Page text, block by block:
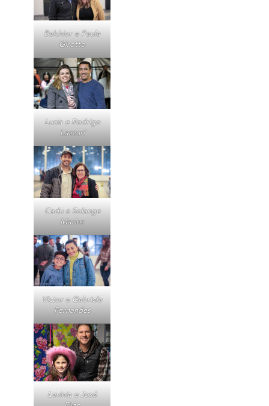
Belchior e Paula
Girotto
Lucia e Rodrigo
Lazzuri
Cadu e Solange
Marins
Victor e Gabriela
Fernandes
Lavinia e José